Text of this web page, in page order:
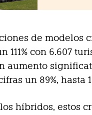
de modelos
111% con 6.607
aumento
un 89%, hasta
híbridos, estos